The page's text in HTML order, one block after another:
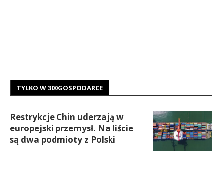
TYLKO W 300GOSPODARCE
Restrykcje Chin uderzają w
europejski przemysł. Na liście
są dwa podmioty z Polski